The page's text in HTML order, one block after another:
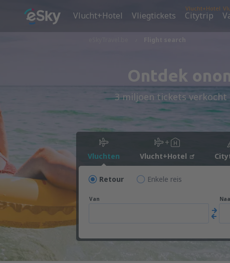
Vlucht+Hotel Vliegtickets
Vlucht+Hotel
Citytrip
Ontdek
3 miljoen tickets verkocht
Vluchten Vlucht+Hotel
Retour Enkele reis
Van